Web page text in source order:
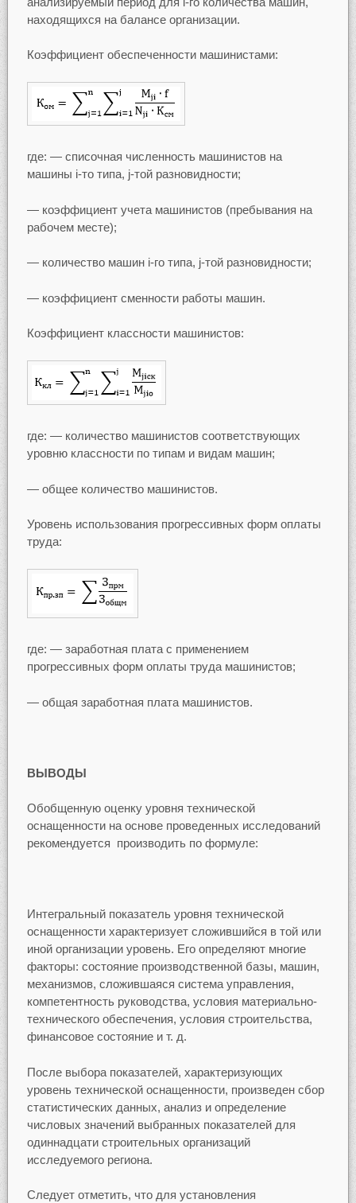
находящихся на балансе организации.
Коэффициент обеспеченности машинистами:
где: — списочная численность машинистов на
машины i-то типа, j-той разновидности;
— коэффициент учета машинистов (пребывания на
рабочем месте);
— количество машин i-го типа, j-той разновидности;
— коэффициент сменности работы машин.
Коэффициент классности машинистов:
где: — количество машинистов соответствующих
уровню классности по типам и видам машин;
— общее количество машинистов.
Уровень использования прогрессивных форм оплаты
труда:
где: — заработная плата с применением
прогрессивных форм оплаты труда машинистов;
— общая заработная плата машинистов.
ВЫВОДЫ
Обобщенную оценку уровня технической
оснащенности на основе проведенных исследований
рекомендуется производить по формуле:
Интегральный показатель уровня технической
оснащенности характеризует сложившийся в той или
иной организации уровень. Его определяют многие
факторы: состояние производственной базы, машин,
механизмов, сложившаяся система управления,
компетентность руководства, условия материально-
технического обеспечения, условия строительства,
финансовое состояние и т. д.
После выбора показателей, характеризующих
уровень технической оснащенности, произведен сбор
статистических данных, анализ и определение
числовых значений выбранных показателей для
одиннадцати строительных организаций
исследуемого региона.
Следует отметить, что для установления